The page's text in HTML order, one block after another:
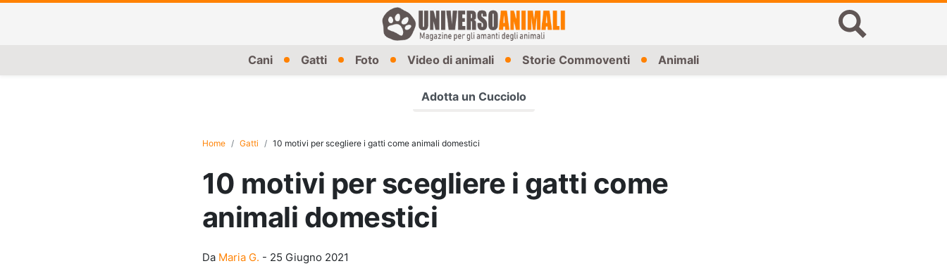
Cani Gatti Foto Video di animali Storie Commoventi Animali
Adotta un Cucciolo
Home Gatti 10 motivi per scegliere i gatti come animali domestici
10 motivi per scegliere i gatti come
animali domestici
Da Maria G. - 25 Giugno 2021